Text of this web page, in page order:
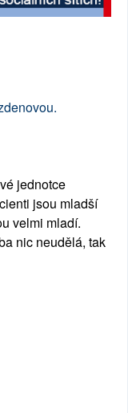
jednotce
jsou mladší
velmi mladí.
nic neudělá, tak